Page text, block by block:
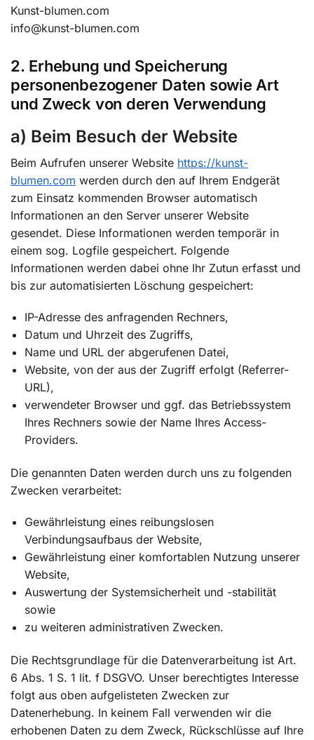
Kunst-blumen.com
info@kunst-blumen.com
2. Erhebung und Speicherung
personenbezogener Daten sowie Art
und Zweck von deren Verwendung
a) Beim Besuch der Website
Beim Aufrufen unserer Website https://kunst-
blumen.com werden durch den auf Ihrem Endgerät
zum Einsatz kommenden Browser automatisch
Informationen an den Server unserer Website
gesendet. Diese Informationen werden temporär in
einem sog. Logfile gespeichert. Folgende
Informationen werden dabei ohne Ihr Zutun erfasst und
bis zur automatisierten Löschung gespeichert:
IP-Adresse des anfragenden Rechners,
Datum und Uhrzeit des Zugriffs,
Name und URL der abgerufenen Datei,
Website, von der aus der Zugriff erfolgt (Referrer-
URL),
verwendeter Browser und ggf. das Betriebssystem
Ihres Rechners sowie der Name Ihres Access-
Providers.
Die genannten Daten werden durch uns zu folgenden
Zwecken verarbeitet:
Gewährleistung eines reibungslosen
Verbindungsaufbaus der Website,
Gewährleistung einer komfortablen Nutzung unserer
Website,
Auswertung der Systemsicherheit und -stabilität
sowie
zu weiteren administrativen Zwecken.
Die Rechtsgrundlage für die Datenverarbeitung ist Art.
6 Abs. 1 S. 1 lit. f DSGVO. Unser berechtigtes Interesse
folgt aus oben aufgelisteten Zwecken zur
Datenerhebung. In keinem Fall verwenden wir die
erhobenen Daten zu dem Zweck, Rückschlüsse auf Ihre